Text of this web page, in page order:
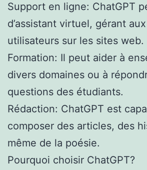
Support en ligne: ChatGPT
d’assistant virtuel, gérant
utilisateurs sur les sites web.
Formation: Il peut aider à
divers domaines ou à
questions des étudiants.
Rédaction: ChatGPT est
composer des articles, des
même de la poésie.
Pourquoi choisir ChatGPT?